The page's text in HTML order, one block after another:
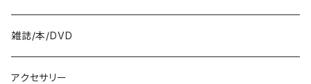
8.7インチ
9インチ
雑誌/本/DVD
アクセサリー